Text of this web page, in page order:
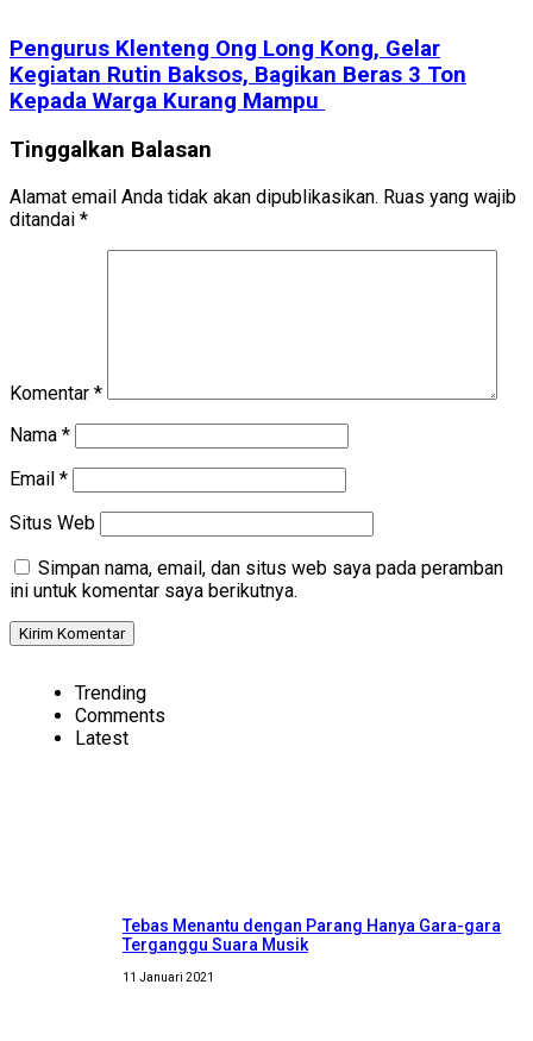
Pengurus Klenteng Ong Long Kong, Gelar
Kegiatan Rutin Baksos, Bagikan Beras 3 Ton
Kepada Warga Kurang Mampu
Tinggalkan Balasan
Alamat email Anda tidak akan dipublikasikan. Ruas yang wajib
ditandai *
Komentar *
Nama *
Email *
Situs Web
Simpan nama, email, dan situs web saya pada peramban
ini untuk komentar saya berikutnya.
Trending
Comments
Latest
Tebas Menantu dengan Parang Hanya Gara-gara
Terganggu Suara Musik
11 Januari 2021